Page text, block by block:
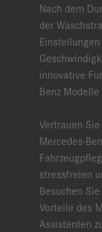
Nach dem
der
innovative
Benz
Vertrauen
Mercedes-
stressfreien
Besuchen
Vorteile des
Assistenten